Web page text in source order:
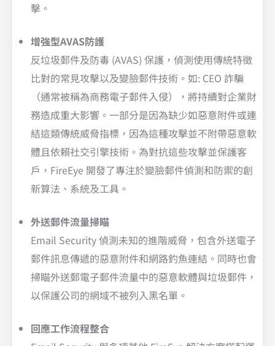
擊。
增強型AVAS防護
反垃圾郵件及防毒 (AVAS) 保護，偵測使用傳統特徵
比對的常見攻擊以及變臉郵件技術。如: CEO 詐騙
（通常被稱為商務電子郵件入侵），將持續對企業財
務造成重大影響。一部分是因為缺少如惡意附件或連
結這類傳統威脅指標，因為這種攻擊並不附帶惡意軟
體且依賴社交引擎技術。為對抗這些攻擊並保護客
戶，FireEye 開發了專注於變臉郵件偵測和防禦的創
新算法、系統及工具。
外送郵件流量掃瞄
Email Security 偵測未知的進階威脅，包含外送電子
郵件訊息傳遞的惡意附件和網路釣魚連結。同時也會
掃瞄外送郵電子郵件流量中的惡意軟體與垃圾郵件，
以保護公司的網域不被列入黑名單。
回應工作流程整合